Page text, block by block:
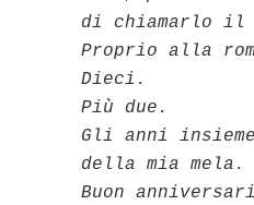
di chiamarlo il
Proprio alla
Dieci.
Più due.
Gli anni
della mia mela.
Buon